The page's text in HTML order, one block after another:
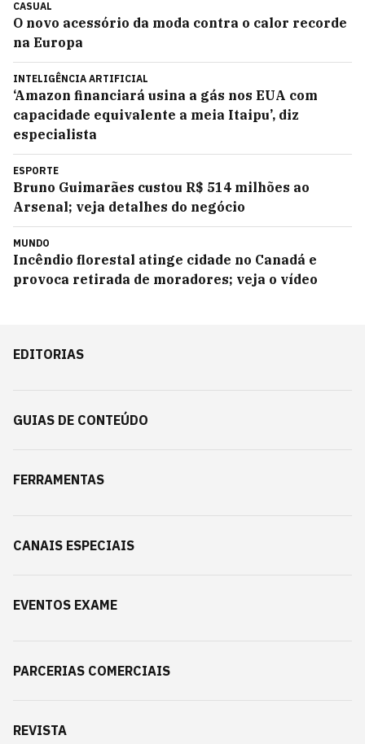
CASUAL
O novo acessório da moda contra o calor recorde
na Europa
INTELIGÊNCIA ARTIFICIAL
‘Amazon financiará usina a gás nos EUA com
capacidade equivalente a meia Itaipu’, diz
especialista
ESPORTE
Bruno Guimarães custou R$ 514 milhões ao
Arsenal; veja detalhes do negócio
MUNDO
Incêndio florestal atinge cidade no Canadá e
provoca retirada de moradores; veja o vídeo
EDITORIAS
GUIAS DE CONTEÚDO
FERRAMENTAS
CANAIS ESPECIAIS
EVENTOS EXAME
PARCERIAS COMERCIAIS
REVISTA